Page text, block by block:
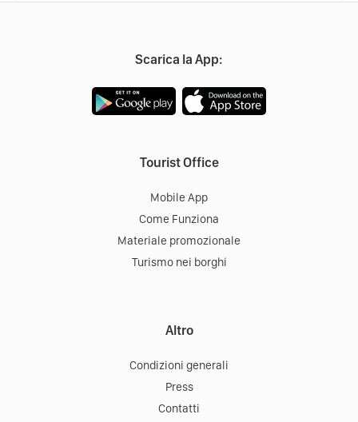
Scarica la App:
Tourist Office
Mobile App
Come Funziona
Materiale promozionale
Turismo nei borghi
Altro
Condizioni generali
Press
Contatti